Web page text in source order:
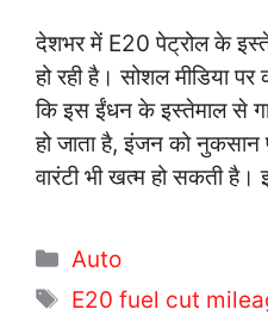
देशभर में E20 पेट्रोल के
हो रही है। सोशल मीडिया
कि इस ईंधन के इस्तेमाल से
हो जाता है, इंजन को
वारंटी भी खत्म हो सकती
C
a
Auto
T
E20 fuel cut